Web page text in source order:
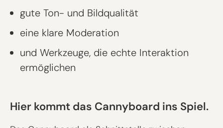
gute Ton- und Bildqualität
eine klare Moderation
und Werkzeuge, die echte Interaktion
ermöglichen
Hier kommt das Cannyboard ins Spiel.